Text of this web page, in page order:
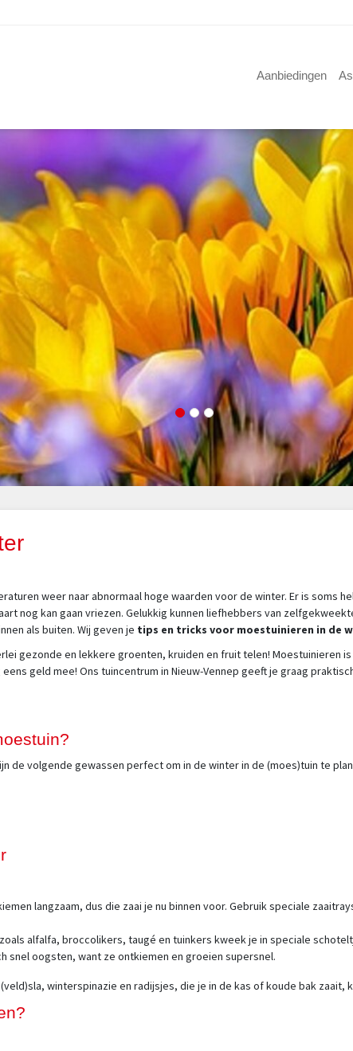
Aanbiedingen
weer naar abnormaal hoge waarden voor de winter. Er is soms
nog kan gaan vriezen. Gelukkig kunnen liefhebbers van
als buiten. Wij geven je tips en tricks voor moestuinieren in de
gezonde en lekkere groenten, kruiden en fruit telen! Moestuinieren
geld mee! Ons tuincentrum in Nieuw-Vennep geeft je graag
de volgende gewassen perfect om in de winter in de (moes)tuin te
langzaam, dus die zaai je nu binnen voor. Gebruik speciale
alfalfa, broccolikers, taugé en tuinkers kweek je in speciale
snel oogsten, want ze ontkiemen en groeien supersnel.
winterspinazie en radijsjes, die je in de kas of koude bak zaait,